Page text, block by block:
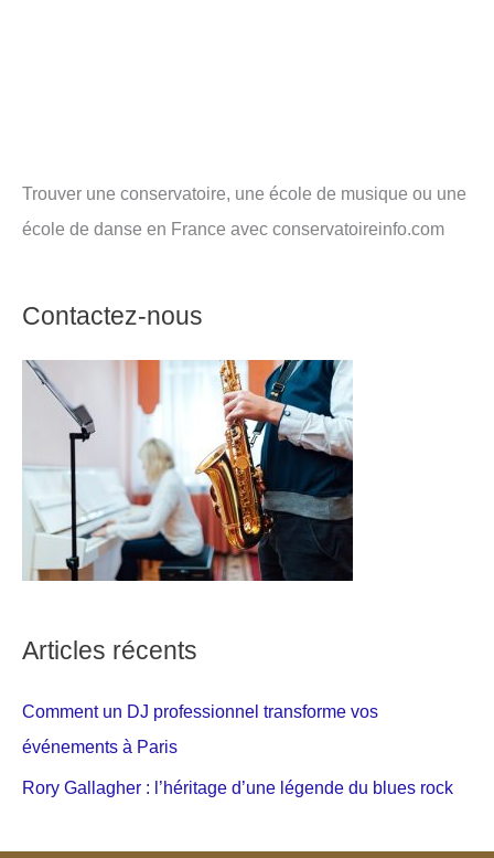
Trouver une conservatoire, une école de musique ou une
école de danse en France avec conservatoireinfo.com
Contactez-nous
Articles récents
Comment un DJ professionnel transforme vos
événements à Paris
Rory Gallagher : l’héritage d’une légende du blues rock